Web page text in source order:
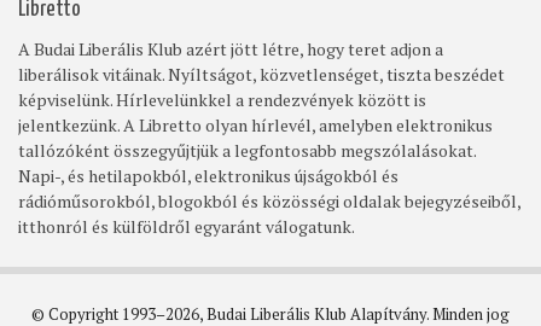
Libretto
A Budai Liberális Klub azért jött létre, hogy teret adjon a
liberálisok vitáinak. Nyíltságot, közvetlenséget, tiszta beszédet
képviselünk. Hírlevelünkkel a rendezvények között is
jelentkezünk. A Libretto olyan hírlevél, amelyben elektronikus
tallózóként összegyűjtjük a legfontosabb megszólalásokat.
Napi-, és hetilapokból, elektronikus újságokból és
rádióműsorokból, blogokból és közösségi oldalak bejegyzéseiből,
itthonról és külföldről egyaránt válogatunk.
© Copyright 1993–2026, Budai Liberális Klub Alapítvány. Minden jog